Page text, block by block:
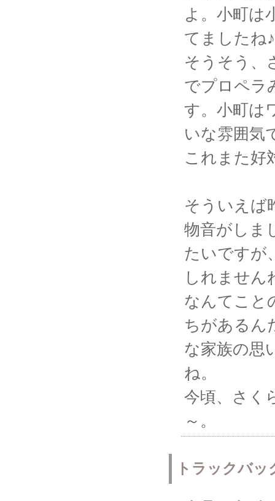
よ。小町は
てましたね♪
そうそう、
でプロペラ
す。小町は
いな雰囲気
これまた好
そういえば
物音がしま
たいですが
しれません
なんてこと
ちがあるん
な家族の思
ね。
今頃、さく
～。
トラックバッ